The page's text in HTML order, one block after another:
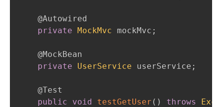
@Autowired
private MockMvc mockMvc ;
@MockBean
private
UserService userService ;
@Test
public
void testGetUser ( ) throws